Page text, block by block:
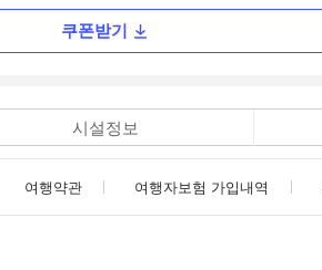
쿠폰받기
시설정보
여행약관 여행자보험 가입내역